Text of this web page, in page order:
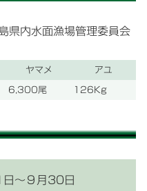
内水面漁場管理委員会
ヤマメ アユ
6,300尾 126Kg
～９月30日